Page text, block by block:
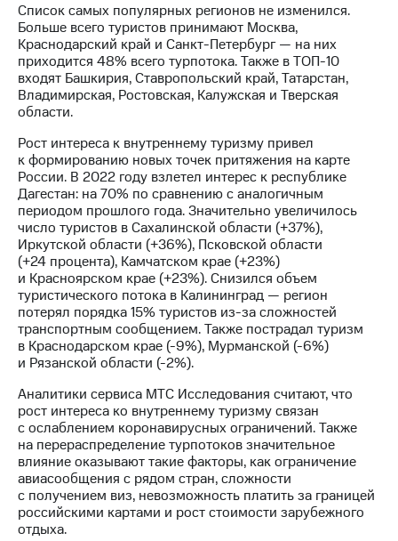
Корпоративный
секретарь
Раскрытие
информации
Информация
Документы
ПАО
"МТС"
Собрания
акционеров
Личный
кабинет
акционера
Акционерный
капитал
Контроль
и
аудит
Рынок
акций
Описание
Программа
приобретения
Порядок
выкупа
акций
Дивиденды
Список самых популярных регионов не изменился.
Больше всего туристов принимают Москва,
Краснодарский край и Санкт-Петербург — на них
приходится 48% всего турпотока. Также в ТОП-10
входят Башкирия, Ставропольский край, Татарстан,
Владимирская, Ростовская, Калужская и Тверская
области.
Рост интереса к внутреннему туризму привел
к формированию новых точек притяжения на карте
России. В 2022 году взлетел интерес к республике
Дагестан: на 70% по сравнению с аналогичным
периодом прошлого года. Значительно увеличилось
число туристов в Сахалинской области (+37%),
Иркутской области (+36%), Псковской области
(+24 процента), Камчатском крае (+23%)
и Красноярском крае (+23%). Снизился объем
туристического потока в Калининград — регион
потерял порядка 15% туристов из-за сложностей
транспортным сообщением. Также пострадал туризм
в Краснодарском крае (-9%), Мурманской (-6%)
и Рязанской области (-2%).
Аналитики сервиса МТС Исследования считают, что
рост интереса ко внутреннему туризму связан
с ослаблением коронавирусных ограничений. Также
на перераспределение турпотоков значительное
влияние оказывают такие факторы, как ограничение
авиасообщения с рядом стран, сложности
с получением виз, невозможность платить за границей
российскими картами и рост стоимости зарубежного
отдыха.